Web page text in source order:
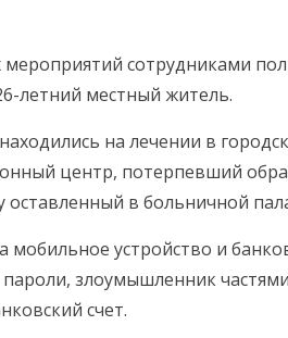
сотрудниками
летний местный житель.
на лечении в
центр, потерпевший
в больничной
мобильное устройство и
злоумышленник
счет.